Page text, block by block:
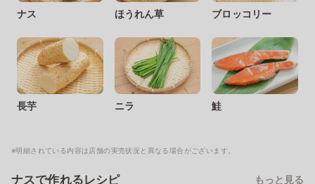
ナス ほうれん草 ブロッコリー
長芋 ニラ 鮭
※明細されている内容は店舗の実売状況と異なる場合がございます。
ナスで作れるレシピ もっと見る